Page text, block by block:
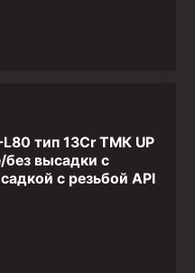
тип 13Cr ТМК UP
без высадки с
с резьбой API